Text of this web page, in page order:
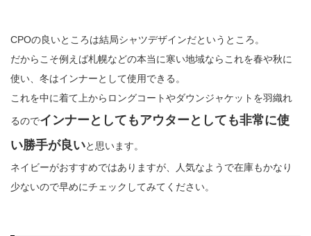
CPOの良いところは結局シャツデザインだというところ。
だからこそ例えば札幌などの本当に寒い地域ならこれを春や秋に
使い、冬はインナーとして使用できる。
これを中に着て上からロングコートやダウンジャケットを羽織れ
るのでインナーとしてもアウターとしても非常に使
い勝手が良いと思います。
ネイビーがおすすめではありますが、人気なようで在庫もかなり
少ないので早めにチェックしてみてください。